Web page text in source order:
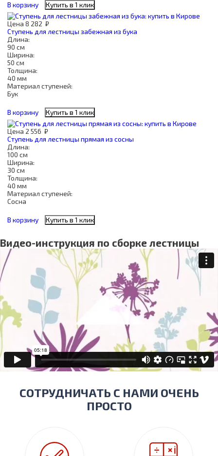
В корзину Купить в 1 клик
Цена 8 282 ₽
Ступень для лестницы забежная из бука
Длина:
90 см
Ширина:
50 см
Толщина:
40 мм
Материал ступеней:
Бук
В корзину Купить в 1 клик
Цена 2 556 ₽
Ступень для лестницы прямая из сосны
Длина:
100 см
Ширина:
30 см
Толщина:
40 мм
Материал ступеней:
Сосна
В корзину Купить в 1 клик
Видео-инструкция по сборке лестницы
СОТРУДНИЧАТЬ С НАМИ ОЧЕНЬ
ПРОСТО